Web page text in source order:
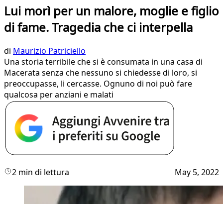
Lui morì per un malore, moglie e figlio
di fame. Tragedia che ci interpella
di Maurizio Patriciello
Una storia terribile che si è consumata in una casa di
Macerata senza che nessuno si chiedesse di loro, si
preoccupasse, li cercasse. Ognuno di noi può fare
qualcosa per anziani e malati
2 min di lettura May 5, 2022